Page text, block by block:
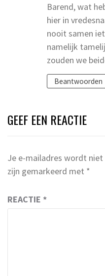
Barend, wat
hier in
nooit samen
namelijk
zouden we
Beantwoorden
GEEF EEN REACTIE
Je e-mailadres wordt niet
zijn gemarkeerd met *
REACTIE *